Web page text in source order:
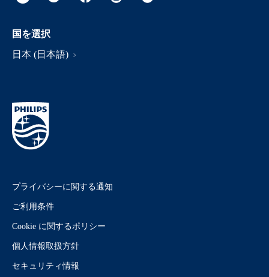
国を選択
日本 (日本語)
プライバシーに関する通知
ご利用条件
Cookie に関するポリシー
個人情報取扱方針
セキュリティ情報